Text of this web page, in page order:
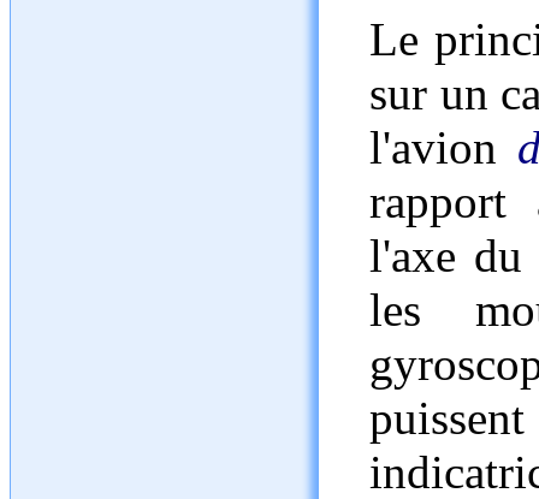
Le
sur un
l'avion
rapport
l'axe du
les